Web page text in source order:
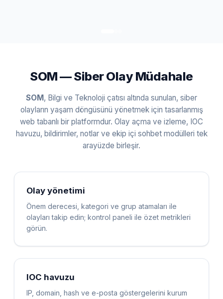
SOM — Siber Olay Müdahale
SOM, Bilgi ve Teknoloji çatısı altında sunulan, siber
olayların yaşam döngüsünü yönetmek için tasarlanmış
web tabanlı bir platformdur. Olay açma ve izleme, IOC
havuzu, bildirimler, notlar ve ekip içi sohbet modülleri tek
arayüzde birleşir.
Olay yönetimi
Önem derecesi, kategori ve grup atamaları ile
olayları takip edin; kontrol paneli ile özet metrikleri
görün.
IOC havuzu
IP, domain, hash ve e-posta göstergelerini kurum